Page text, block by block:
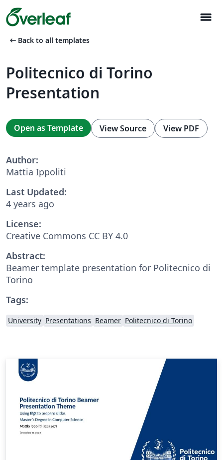
menu
arrow_left_alt Back to all templates
Politecnico di Torino
Presentation
Open as Template View Source View PDF
Author:
Mattia Ippoliti
Last Updated:
4 years ago
License:
Creative Commons CC BY 4.0
Abstract:
Beamer template presentation for Politecnico di
Torino
Tags:
University Presentations Beamer Politecnico di Torino